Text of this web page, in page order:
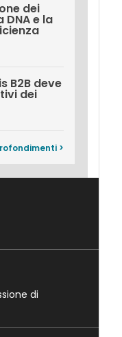
dei
e la
B2B deve
dei
>
di